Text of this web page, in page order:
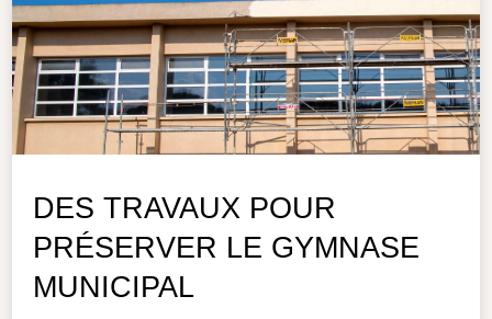
DES TRAVAUX POUR
PRÉSERVER LE GYMNASE
MUNICIPAL